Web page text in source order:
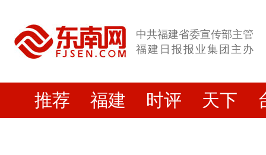
中共福建省委宣传部主管
福建日报报业集团主办
推荐 福建 时评 天下